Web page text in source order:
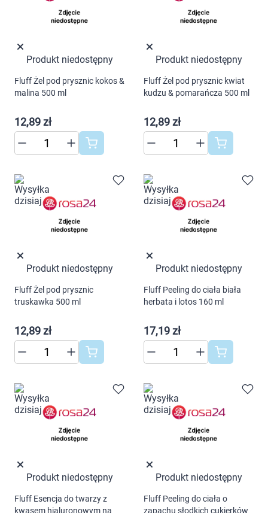
Korzystamy z plików cookies w celu
dostosowania zawartości serwisu do Twoich
Produkt niedostępny
Fluff Żel pod prysznic kokos &
malina 500 ml
12,89 zł
Produkt niedostępny
Fluff Żel pod prysznic kwiat
kudzu & pomarańcza 500 ml
12,89 zł
Produkt niedostępny
Fluff Żel pod prysznic
truskawka 500 ml
12,89 zł
Produkt niedostępny
Fluff Peeling do ciała biała
herbata i lotos 160 ml
17,19 zł
Produkt niedostępny
Fluff Esencja do twarzy z
kwasem hialuronowym na
Produkt niedostępny
Fluff Peeling do ciała o
zapachu słodkich cukierków